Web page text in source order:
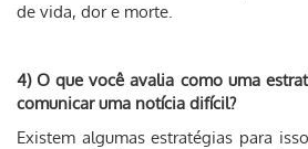
de vida, dor e morte.
4) O que você avalia como uma
comunicar uma notícia difícil?
Existem algumas estratégias para